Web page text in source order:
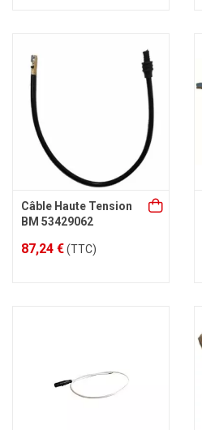
Câble Haute Tension
BM 53429062
87,24 €(TTC)